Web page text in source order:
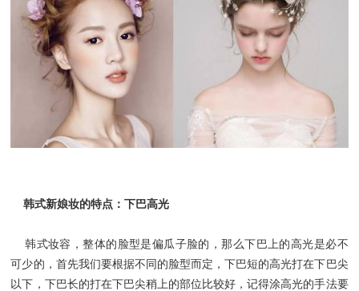
韩式新娘妆的特点：下巴高光
韩式妆容，整体的脸型是偏瓜子脸的，那么下巴上的高光是必不
可少的，首先我们要根据不同的脸型而定，下巴短的高光打在下巴尖
以下，下巴长的打在下巴尖稍上的部位比较好，记得涂高光的手法要